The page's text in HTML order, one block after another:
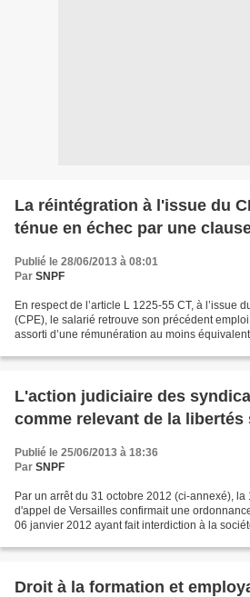
La réintégration à l'issue du
ténue en échec par une
Publié le 28/06/2013 à 08:01
Par SNPF
En respect de l’article L 1225-55 CT, à l’issue
(CPE), le salarié retrouve son précédent
assorti d’une rémunération au moins
L'action judiciaire des
comme relevant de la libertés
Publié le 25/06/2013 à 18:36
Par SNPF
Par un arrêt du 31 octobre 2012 (ci-annexé),
d'appel de Versailles confirmait une
06 janvier 2012 ayant fait interdiction à la
Droit à la formation et